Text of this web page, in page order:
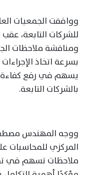
ووافقت الجمعيات
للشركات التابعة،
ومناقشة ملاحظات
بسرعة اتخاذ
يسهم في رفع كفاءة
بالشركات التابعة.
ووجه المهندس
المركزي للمحاسبات
ملاحظات تسهم في